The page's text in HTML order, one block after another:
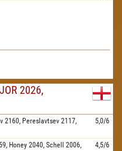
2026,
2160, Pereslavtsev 2117,
5,0/6
Honey 2040, Schell
2006,
4,5/6